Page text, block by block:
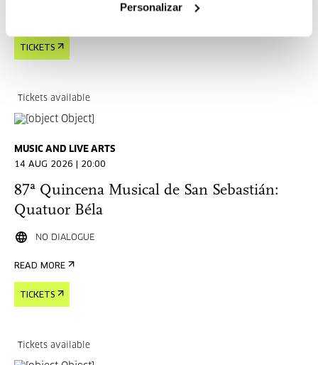
Personalizar
TICKETS
Tickets available
MUSIC AND LIVE ARTS
14 AUG 2026 | 20:00
87ª Quincena Musical de San Sebastián:
Quatuor Béla
NO DIALOGUE
READ MORE
TICKETS
Tickets available